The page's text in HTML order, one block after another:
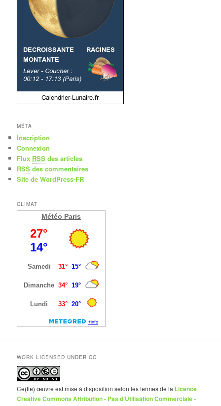
MÉTA
Inscription
Connexion
Flux RSS des articles
RSS des commentaires
Site de WordPress-FR
CLIMAT
Météo Paris
WORK LICENSED UNDER CC
Ce(tte) œuvre est mise à disposition selon les termes de la Licence
Creative Commons Attribution - Pas d’Utilisation Commerciale -